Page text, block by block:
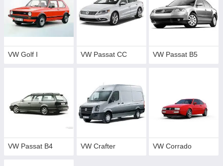
VW Golf I VW Passat CC VW Passat B5
VW Passat B4 VW Crafter VW Corrado